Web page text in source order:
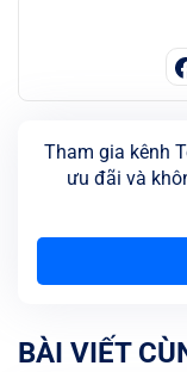
Tham gia kênh
ưu đãi và
BÀI VIẾT